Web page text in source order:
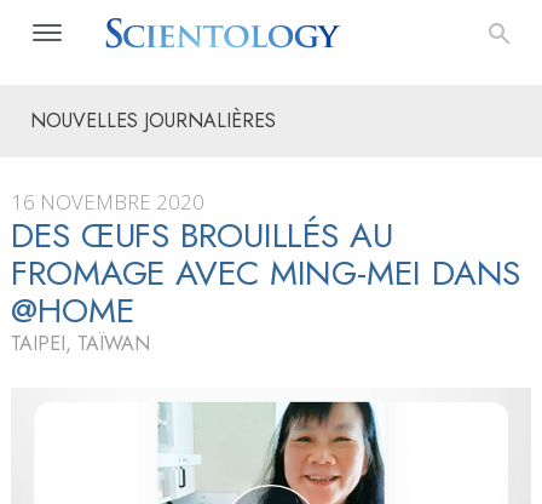
NOUVELLES JOURNALIÈRES
16 NOVEMBRE 2020
DES ŒUFS BROUILLÉS AU
FROMAGE AVEC MING-MEI DANS
@HOME
TAIPEI, TAÏWAN